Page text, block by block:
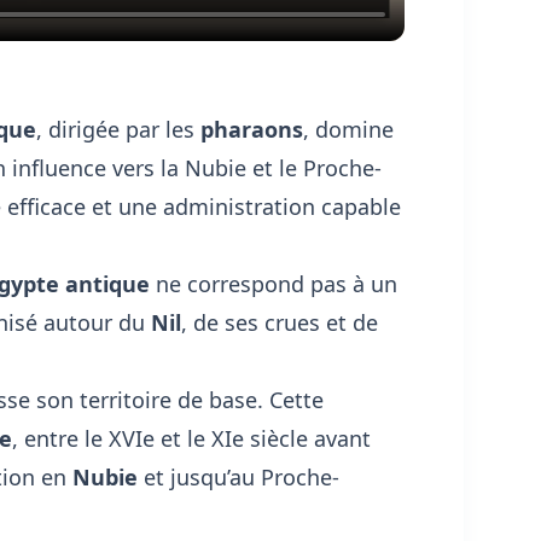
, dirigée par les pharaons, domine
vers la Nubie et le Proche-
et une administration capable
antique ne correspond pas à un
autour du Nil, de ses crues et de
son territoire de base. Cette
, entre le XVIe et le XIe siècle avant
en Nubie et jusqu’au Proche-